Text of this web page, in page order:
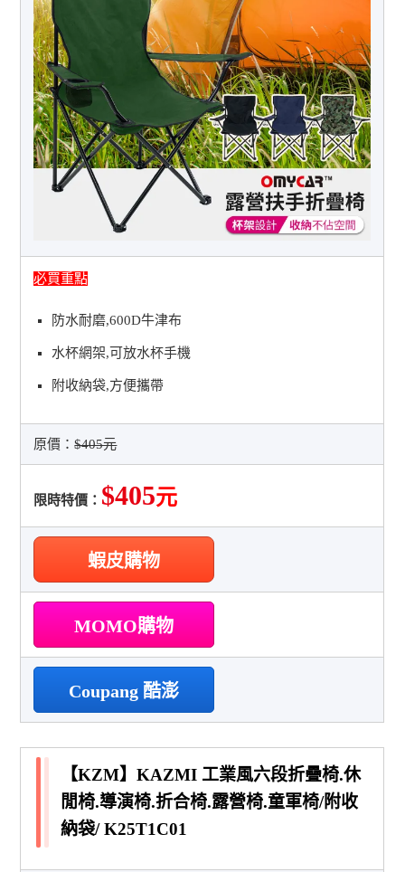
必買重點
防水耐磨,600D牛津布
水杯網架,可放水杯手機
附收納袋,方便攜帶
原價：$405元
限時特價： $405元
蝦皮購物
MOMO購物
Coupang 酷澎
【KZM】KAZMI 工業風六段折疊椅.休
閒椅.導演椅.折合椅.露營椅.童軍椅/附收
納袋/ K25T1C01